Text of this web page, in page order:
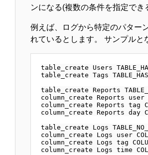
ンになる(複数の条件を指定でき
例えば、ログから特定のパター
れているとします。 サンプルと
table_create Users
table_create Tags
table_create Reports
column_create Reports user
column_create Reports tag
column_create Reports day
table_create Logs
column_create Logs user
column_create Logs tag
column_create Logs time